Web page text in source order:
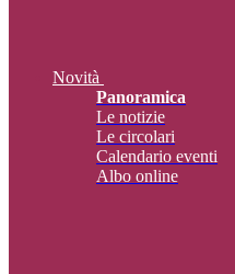
Novità
Panoramica
Le notizie
Le circolari
Calendario eventi
Albo online